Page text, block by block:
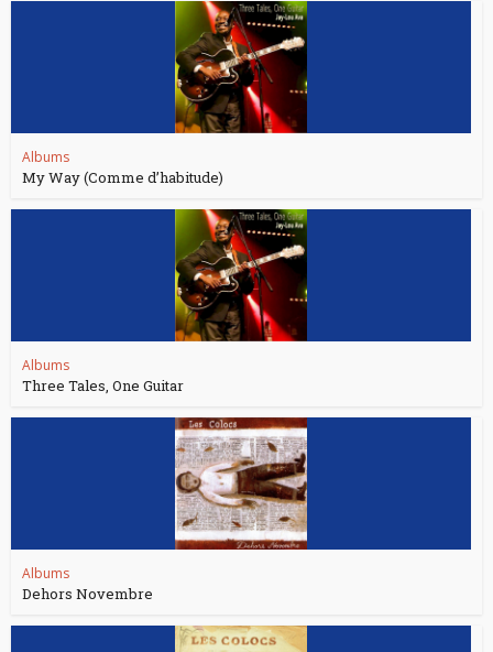
Albums
My Way (Comme d’habitude)
Albums
Three Tales, One Guitar
Albums
Dehors Novembre